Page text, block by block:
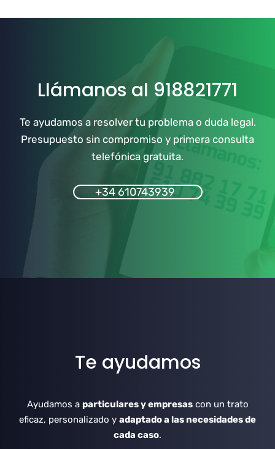
Llámanos al 918821771
Te ayudamos a resolver tu problema o duda legal.
Presupuesto sin compromiso y primera consulta
telefónica gratuita.
+34 610743939
Te ayudamos
Ayudamos a particulares y empresascon un trato
eficaz, personalizado y adaptado a las necesidades de
cada caso.